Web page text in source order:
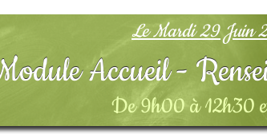
Le Mardi 29 Juin
Accueil -
De 9h00 à 12h30